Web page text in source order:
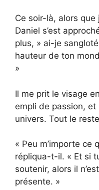
Ce soir-là, alors
Daniel s’est
plus, » ai-je
hauteur de ton
»
Il me prit le visage
empli de passion, et
univers. Tout le
« Peu m’importe ce
répliqua-t-il. « Et si
soutenir, alors il
présente. »